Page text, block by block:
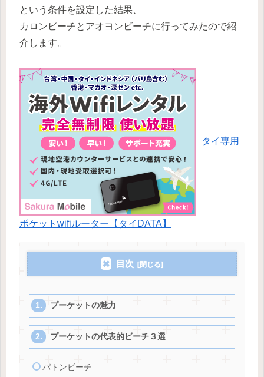
という条件を設定した結果、
カロンビーチとアオヨンビーチに行ってみたので紹
介します。
タイ専用
ポケットwifiルーター【タイDATA】
目次
プーケットの魅力
プーケットの代表的ビーチ３選
パトンビーチ